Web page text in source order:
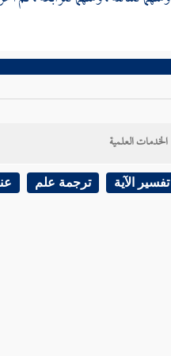
الخدمات العلمية
تفسير الآية ترجمة علم